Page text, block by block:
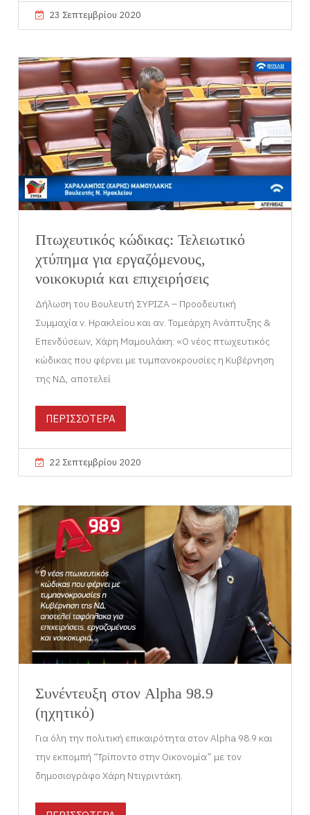
23 Σεπτεμβρίου 2020
Πτωχευτικός κώδικας: Τελειωτικό
χτύπημα για εργαζόμενους,
νοικοκυριά και επιχειρήσεις
Δήλωση του Βουλευτή ΣΥΡΙΖΑ – Προοδευτική
Συμμαχία ν. Ηρακλείου και αν. Τομεάρχη Ανάπτυξης &
Επενδύσεων, Χάρη Μαμουλάκη: «Ο νέος πτωχευτικός
κώδικας που φέρνει με τυμπανοκρουσίες η Κυβέρνηση
της ΝΔ, αποτελεί
ΠΕΡΙΣΣΟΤΕΡΑ
22 Σεπτεμβρίου 2020
Συνέντευξη στον Alpha 98.9
(ηχητικό)
Για όλη την πολιτική επικαιρότητα στον Alpha 98.9 και
την εκπομπή “Τρίποντο στην Οικονομία” με τον
δημοσιογράφο Χάρη Ντιγριντάκη.